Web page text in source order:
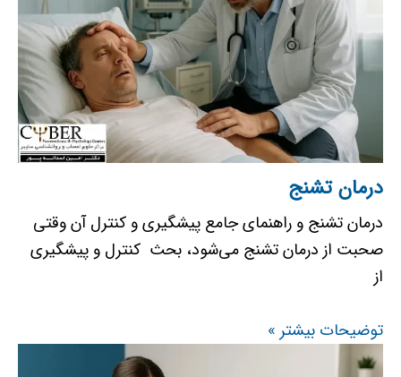
درمان تشنج
درمان تشنج و راهنمای جامع پیشگیری و کنترل آن وقتی
صحبت از درمان تشنج می‌شود، بحث کنترل و پیشگیری
از
توضیحات بیشتر »